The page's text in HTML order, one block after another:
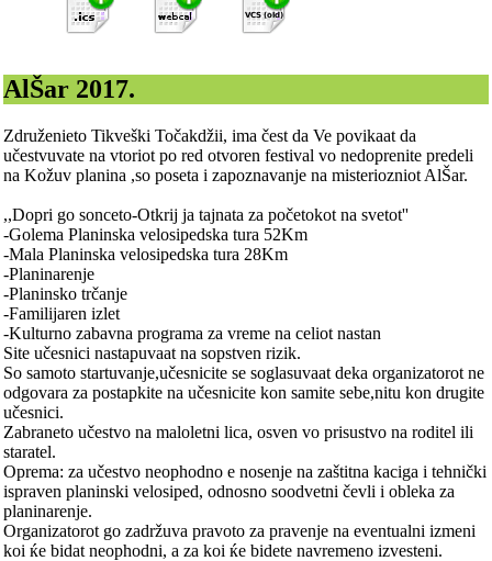
AlŠar 2017.
Združenieto Tikveški Točakdžii, ima čest da Ve povikaat da
učestvuvate na vtoriot po red otvoren festival vo nedoprenite predeli
na Kožuv planina ,so poseta i zapoznavanje na misteriozniot AlŠar.
,,Dopri go sonceto-Otkrij ja tajnata za početokot na svetot''
-Golema Planinska velosipedska tura 52Km
-Mala Planinska velosipedska tura 28Km
-Planinarenje
-Planinsko trčanje
-Familijaren izlet
-Kulturno zabavna programa za vreme na celiot nastan
Site učesnici nastapuvaat na sopstven rizik.
So samoto startuvanje,učesnicite se soglasuvaat deka organizatorot ne
odgovara za postapkite na učesnicite kon samite sebe,nitu kon drugite
učesnici.
Zabraneto učestvo na maloletni lica, osven vo prisustvo na roditel ili
staratel.
Oprema: za učestvo neophodno e nosenje na zaštitna kaciga i tehnički
ispraven planinski velosiped, odnosno soodvetni čevli i obleka za
planinarenje.
Organizatorot go zadržuva pravoto za pravenje na eventualni izmeni
koi ќe bidat neophodni, a za koi ќe bidete navremeno izvesteni.